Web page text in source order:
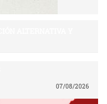
07/08/2026